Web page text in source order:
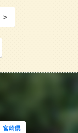
>
宮崎県